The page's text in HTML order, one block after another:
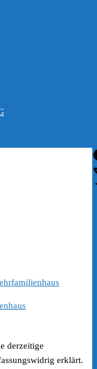
derzeitige
erklärt.